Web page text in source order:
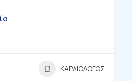
ΚΑΡΔΙΟΛΟΓΟΣ